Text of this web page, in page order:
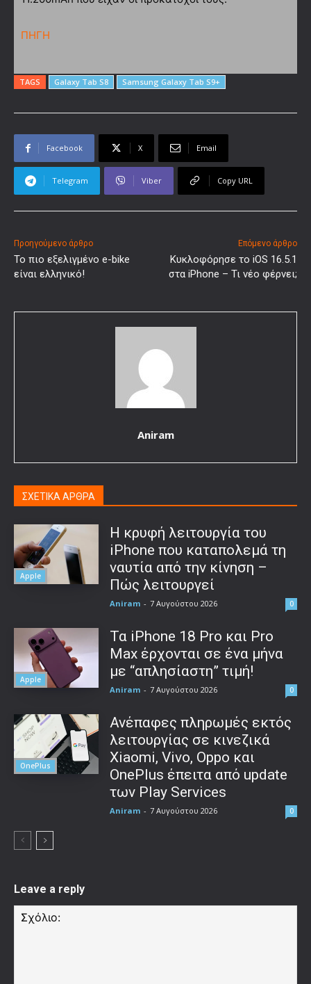
ΠΗΓΗ
TAGS Galaxy Tab S8 Samsung Galaxy Tab S9+
Facebook X Email
Telegram Viber Copy URL
Προηγούμενο άρθρο
Το πιο εξελιγμένο e-bike
είναι ελληνικό!
Επόμενο άρθρο
Κυκλοφόρησε το iOS 16.5.1
στα iPhone – Τι νέο φέρνει;
Aniram
ΣΧΕΤΙΚΑ ΑΡΘΡΑ
Apple
Η κρυφή λειτουργία του
iPhone που καταπολεμά τη
ναυτία από την κίνηση –
Πώς λειτουργεί
Aniram - 7 Αυγούστου 2026 0
Apple
Τα iPhone 18 Pro και Pro
Max έρχονται σε ένα μήνα
με “απλησίαστη” τιμή!
Aniram - 7 Αυγούστου 2026 0
OnePlus
Ανέπαφες πληρωμές εκτός
λειτουργίας σε κινεζικά
Xiaomi, Vivo, Oppo και
OnePlus έπειτα από update
των Play Services
Aniram - 7 Αυγούστου 2026 0
Leave a reply